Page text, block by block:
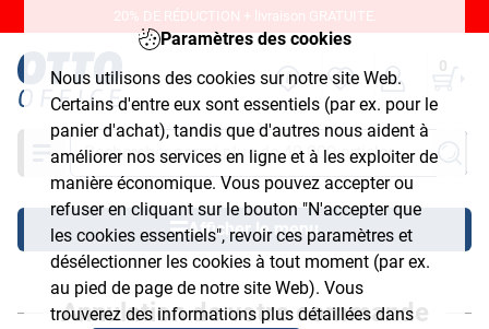
Paramètres des cookies
Nous utilisons des cookies sur notre site Web.
Certains d'entre eux sont essentiels (par ex. pour le
panier d'achat), tandis que d'autres nous aident à
améliorer nos services en ligne et à les exploiter de
manière économique. Vous pouvez accepter ou
refuser en cliquant sur le bouton "N'accepter que
les cookies essentiels", revoir ces paramètres et
désélectionner les cookies à tout moment (par ex.
au pied de page de notre site Web). Vous
trouverez des informations plus détaillées dans
20% DE RÉDUCTION + livraison GRATUITE.
0
Chercher
Afficher le menu
Annulation de votre commande